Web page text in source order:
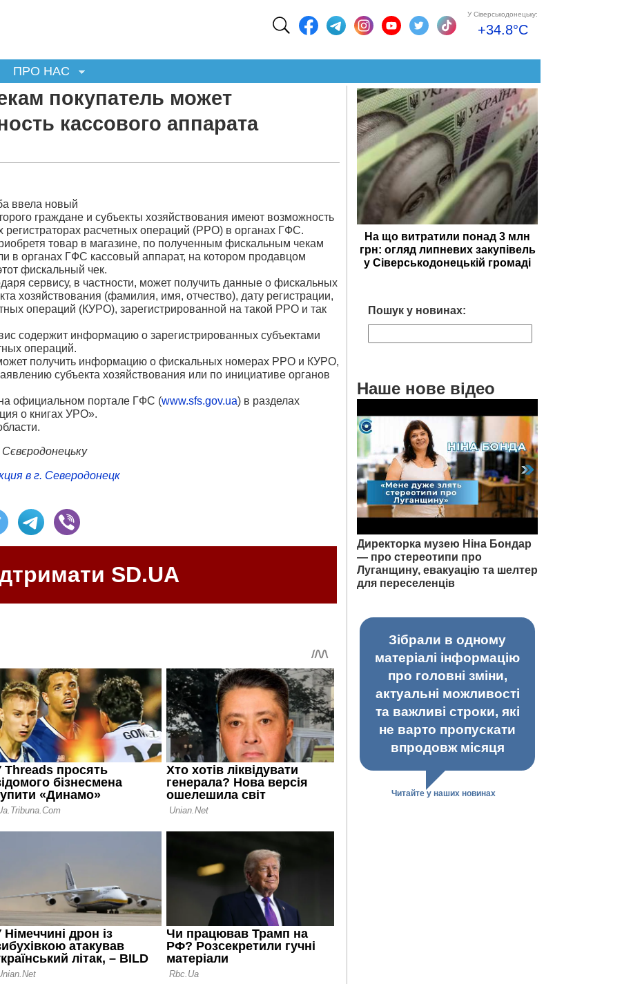
У Сіверськодонецьку:
+34.8°C
ПРО НАС
покупатель может
кассового аппарата
ввела новый
граждане и субъекты хозяйствования имеют возможность
расчетных операций (РРО) в органах ГФС.
товар в магазине, по полученным фискальным чекам
в органах ГФС кассовый аппарат, на котором продавцом
фискальный чек.
сервису, в частности, может получить данные о фискальных
хозяйствования (фамилия, имя, отчество), дату регистрации,
операций (КУРО), зарегистрированной на такой РРО и так
содержит информацию о зарегистрированных субъектами
операций.
получить информацию о фискальных номерах РРО и КУРО,
субъекта хозяйствования или по инициативе органов
официальном портале ГФС (www.sfs.gov.ua) в разделах
о книгах УРО».
в г. Северодонецк
SD.UA
На що витратили понад 3 млн
грн: огляд липневих закупівель
у Сіверськодонецькій громаді
Пошук у новинах:
Наше нове відео
Директорка музею Ніна Бондар
— про стереотипи про
Луганщину, евакуацію та шелтер
для переселенців
Зібрали в одному
матеріалі інформацію
про головні зміни,
актуальні можливості
та важливі строки, які
не варто пропускати
впродовж місяця
Читайте у наших новинах